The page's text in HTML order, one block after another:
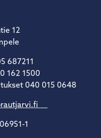
12
687211
162 1500
040 015 0648
1